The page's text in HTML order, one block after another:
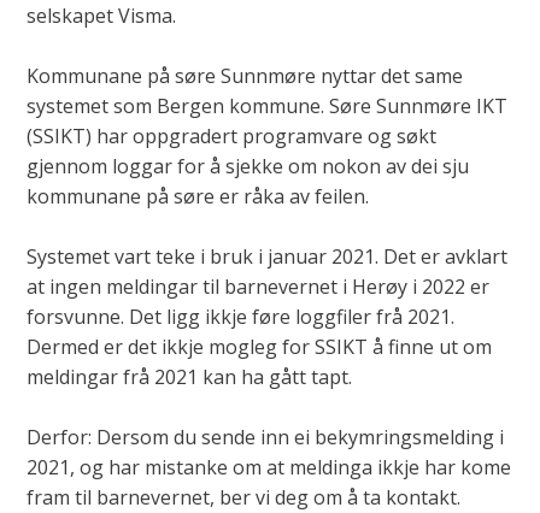
selskapet Visma.
Kommunane på søre Sunnmøre nyttar det same
systemet som Bergen kommune. Søre Sunnmøre IKT
(SSIKT) har oppgradert programvare og søkt
gjennom loggar for å sjekke om nokon av dei sju
kommunane på søre er råka av feilen.
Systemet vart teke i bruk i januar 2021. Det er avklart
at ingen meldingar til barnevernet i Herøy i 2022 er
forsvunne. Det ligg ikkje føre loggfiler frå 2021.
Dermed er det ikkje mogleg for SSIKT å finne ut om
meldingar frå 2021 kan ha gått tapt.
Derfor: Dersom du sende inn ei bekymringsmelding i
2021, og har mistanke om at meldinga ikkje har kome
fram til barnevernet, ber vi deg om å ta kontakt.